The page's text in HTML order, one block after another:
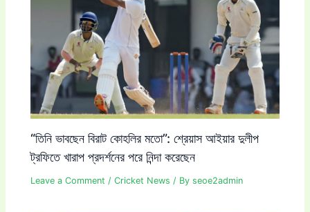
“তিনি ভাবছেন বিরাট কোহলির মতো”: শ্রেয়াস আইয়ার দুলীপ
ট্রফিতে খারাপ প্রদর্শনের পরে নিন্দা করেছেন
Leave a Comment /Cricket News / Byseoe2admin